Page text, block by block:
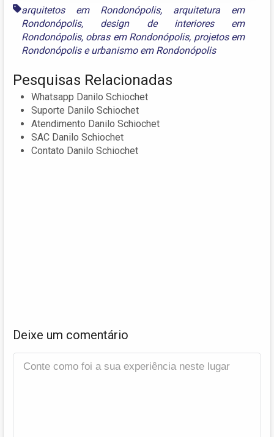
arquitetos em Rondonópolis, arquitetura em
Rondonópolis, design de interiores em
Rondonópolis, obras em Rondonópolis, projetos em
Rondonópoliseurbanismo em Rondonópolis
Pesquisas Relacionadas
Whatsapp Danilo Schiochet
Suporte Danilo Schiochet
Atendimento Danilo Schiochet
SAC Danilo Schiochet
Contato Danilo Schiochet
Deixe um comentário